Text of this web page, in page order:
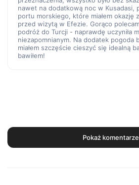
nawet na dodatkową noc w Kusadasi,
portu morskiego, które miałem okazję
przed wizytą w Efezie. Gorąco
podróż do Turcji - naprawdę uczyniła
niezapomnianym. Na dodatek pogoda
miałem szczęście cieszyć się idealną
bawiłem!
Pokaż komentarze